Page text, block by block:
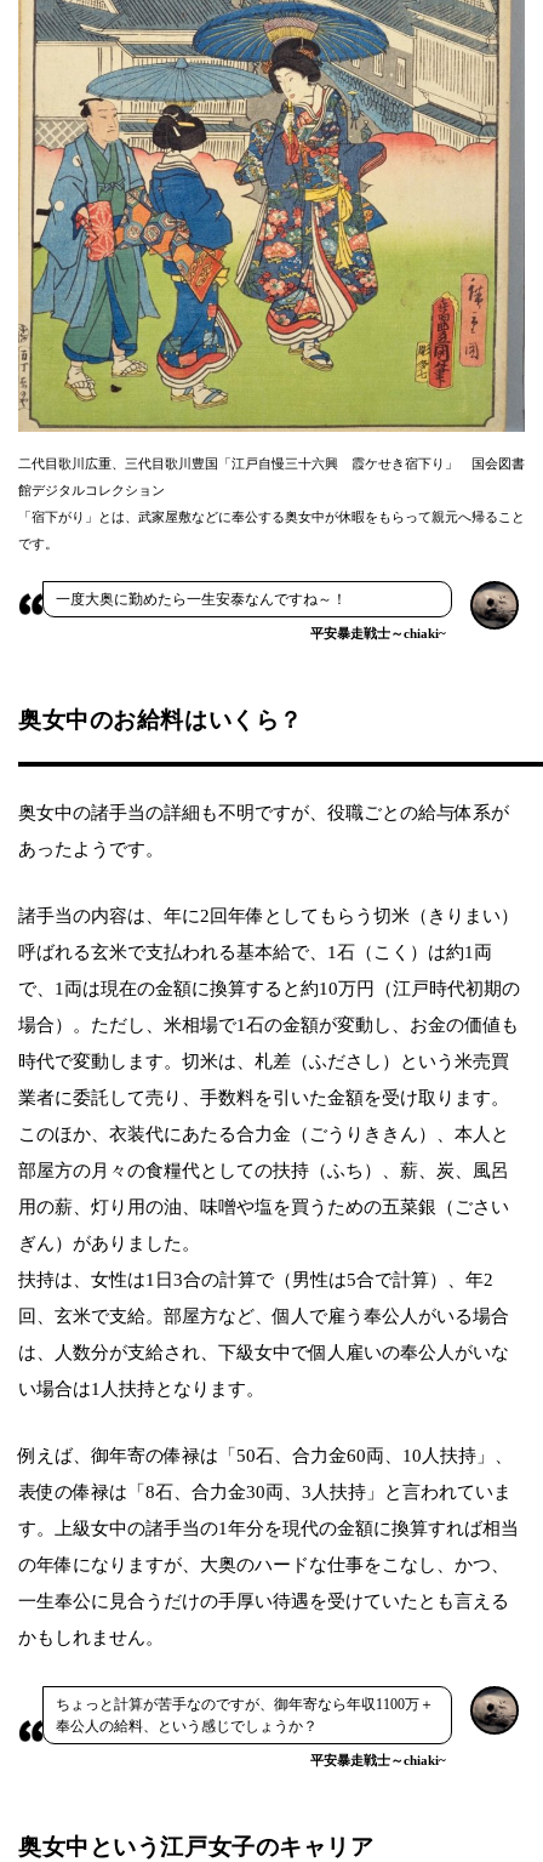
二代目歌川広重、三代目歌川豊国「江戸自慢三十六興 霞ケせき宿下り」 国会図書
館デジタルコレクション
「宿下がり」とは、武家屋敷などに奉公する奥女中が休暇をもらって親元へ帰ること
です。
一度大奥に勤めたら一生安泰なんですね～！
平安暴走戦士～chiaki~
奥女中のお給料はいくら？
奥女中の諸手当の詳細も不明ですが、役職ごとの給与体系が
あったようです。
諸手当の内容は、年に2回年俸としてもらう切米（きりまい）
呼ばれる玄米で支払われる基本給で、1石（こく）は約1両
で、1両は現在の金額に換算すると約10万円（江戸時代初期の
場合）。ただし、米相場で1石の金額が変動し、お金の価値も
時代で変動します。切米は、札差（ふださし）という米売買
業者に委託して売り、手数料を引いた金額を受け取ります。
このほか、衣装代にあたる合力金（ごうりききん）、本人と
部屋方の月々の食糧代としての扶持（ふち）、薪、炭、風呂
用の薪、灯り用の油、味噌や塩を買うための五菜銀（ごさい
ぎん）がありました。
扶持は、女性は1日3合の計算で（男性は5合で計算）、年2
回、玄米で支給。部屋方など、個人で雇う奉公人がいる場合
は、人数分が支給され、下級女中で個人雇いの奉公人がいな
い場合は1人扶持となります。
例えば、御年寄の俸禄は「50石、合力金60両、10人扶持」、
表使の俸禄は「8石、合力金30両、3人扶持」と言われていま
す。上級女中の諸手当の1年分を現代の金額に換算すれば相当
の年俸になりますが、大奥のハードな仕事をこなし、かつ、
一生奉公に見合うだけの手厚い待遇を受けていたとも言える
かもしれません。
ちょっと計算が苦手なのですが、御年寄なら年収1100万＋
奉公人の給料、という感じでしょうか？
平安暴走戦士～chiaki~
奥女中という江戸女子のキャリア